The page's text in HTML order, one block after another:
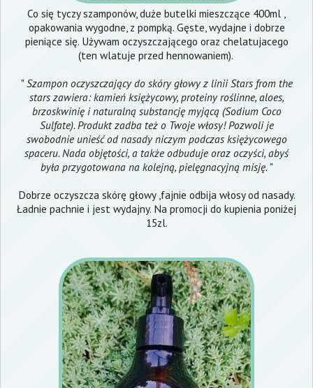
Co się tyczy szamponów, duże butelki mieszczące 400ml ,
opakowania wygodne, z pompką. Gęste, wydajne i dobrze
pieniące się. Używam oczyszczającego oraz chelatujacego
(ten wlatuje przed hennowaniem).
"Szampon oczyszczający do skóry głowy z linii Stars from the
stars zawiera: kamień księżycowy, proteiny roślinne, aloes,
brzoskwinię i naturalną substancję myjącą (Sodium Coco
Sulfate). Produkt zadba też o Twoje włosy! Pozwoli je
swobodnie unieść od nasady niczym podczas księżycowego
spaceru. Nada objętości, a także odbuduje oraz oczyści, abyś
była przygotowana na kolejną, pielęgnacyjną misję."
Dobrze oczyszcza skórę głowy ,fajnie odbija włosy od nasady.
Ładnie pachnie i jest wydajny. Na promocji do kupienia poniżej
15zl.